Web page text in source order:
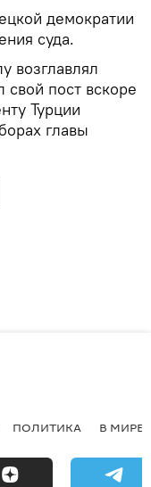
демократии
суда.
возглавлял
свой пост вскоре
Турции
главы
ПОЛИТИКА В МИРЕ